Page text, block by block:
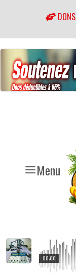
DONS
Menu
00:00